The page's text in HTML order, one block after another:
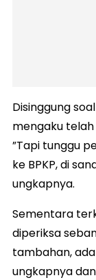
Disinggung
mengaku telah
”Tapi tunggu
ke BPKP, di
ungkapnya.
Sementara
diperiksa
tambahan,
ungkapnya